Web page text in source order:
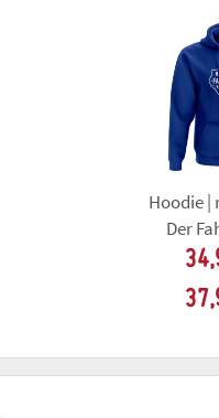
Hoodie |
Der